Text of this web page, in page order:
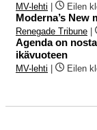
MV-lehti | Eilen
Moderna’s New
Renegade Tribune |
Agenda on
ikävuoteen
MV-lehti | Eilen